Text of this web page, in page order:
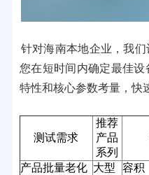
针对海南本地企业，我
您在短时间内确定最佳
特性和核心参数考量，快
测试需求
推荐
产品
系列
产品批量老化 大型
容积